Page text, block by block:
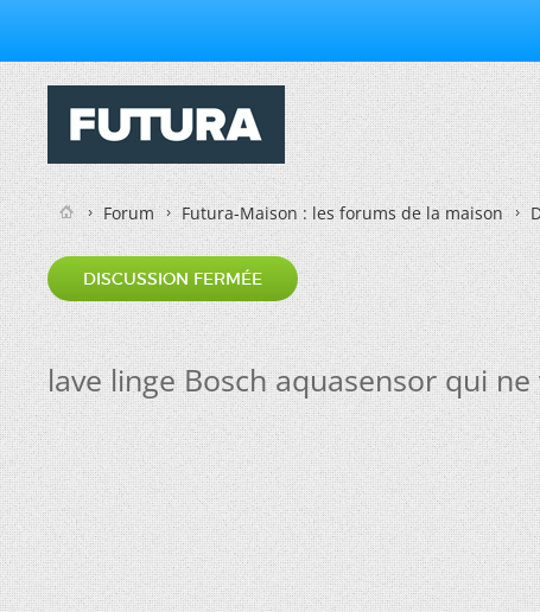
Forum Futura-Maison : les forums de la maison
DISCUSSION FERMÉE
lave linge Bosch aquasensor qui